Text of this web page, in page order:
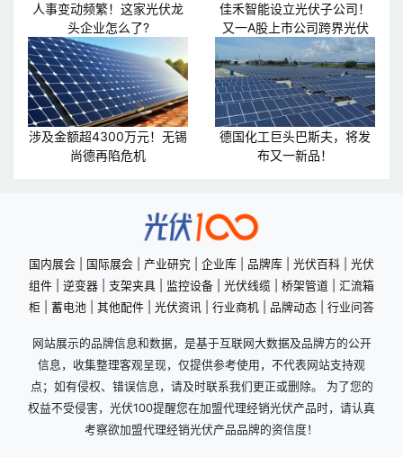
人事变动频繁！这家光伏龙
头企业怎么了?
佳禾智能设立光伏子公司！
又一A股上市公司跨界光伏
涉及金额超4300万元！无锡
尚德再陷危机
德国化工巨头巴斯夫，将发
布又一新品！
国内展会 国际展会 产业研究 企业库 品牌库 光伏百科
光伏
组件
逆变器 支架夹具 监控设备 光伏线缆 桥架管道
汇流箱
柜
蓄电池 其他配件 光伏资讯 行业商机 品牌动态 行业问答
网站展示的品牌信息和数据，是基于互联网大数据及品牌方的公开
信息，收集整理客观呈现，仅提供参考使用，不代表网站支持观
点；如有侵权、错误信息，请及时联系我们更正或删除。 为了您的
权益不受侵害，光伏100提醒您在加盟代理经销光伏产品时，请认真
考察欲加盟代理经销光伏产品品牌的资信度！